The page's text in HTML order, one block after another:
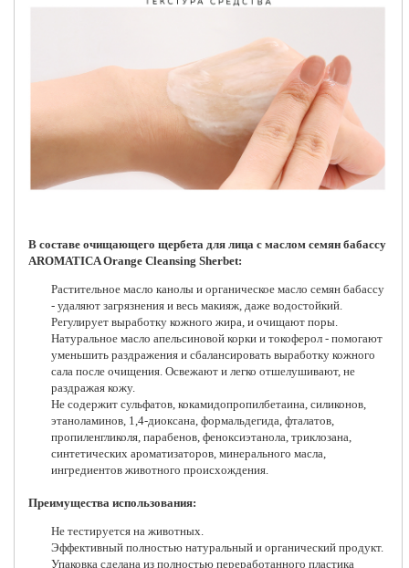
В составе очищающего щербета для лица с маслом семян бабассу
AROMATICA Orange Cleansing Sherbet:
Растительное масло канолы и органическое масло семян бабассу
- удаляют загрязнения и весь макияж, даже водостойкий.
Регулирует выработку кожного жира, и очищают поры.
Натуральное масло апельсиновой корки и токоферол - помогают
уменьшить раздражения и сбалансировать выработку кожного
сала после очищения. Освежают и легко отшелушивают, не
раздражая кожу.
Не содержит сульфатов, кокамидопропилбетаина, силиконов,
этаноламинов, 1,4-диоксана, формальдегида, фталатов,
пропиленгликоля, парабенов, феноксиэтанола, триклозана,
синтетических ароматизаторов, минерального масла,
ингредиентов животного происхождения.
Преимущества использования:
Не тестируется на животных.
Эффективный полностью натуральный и органический продукт.
Упаковка сделана из полностью переработанного пластика